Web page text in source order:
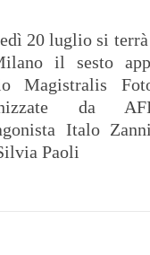
20 luglio si
il sesto
Magistralis
da
Italo
Paoli